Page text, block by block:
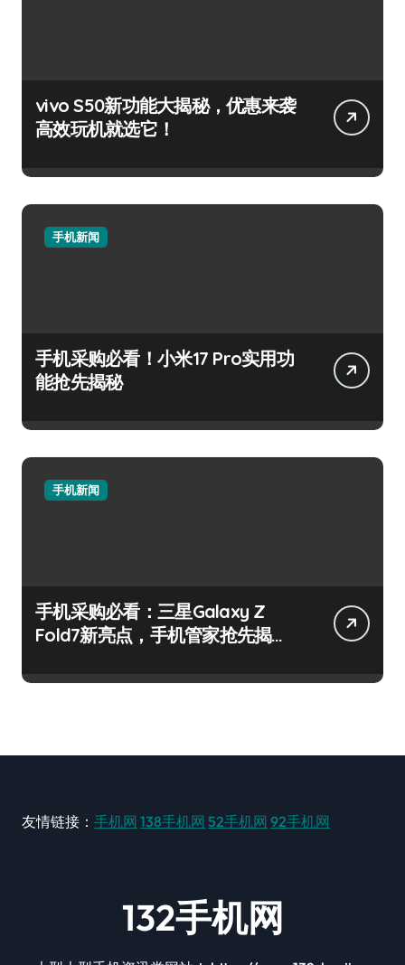
vivo S50新功能大揭秘，优惠来袭
高效玩机就选它！
手机新闻
手机采购必看！小米17 Pro实用功
能抢先揭秘
手机新闻
手机采购必看：三星Galaxy Z
Fold7新亮点，手机管家抢先揭
友情链接： 手机网 138手机网 52手机网 92手机网
132手机网